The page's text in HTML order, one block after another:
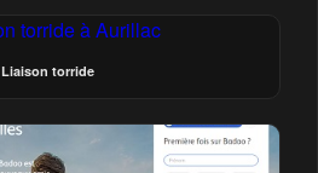
Liaison torride